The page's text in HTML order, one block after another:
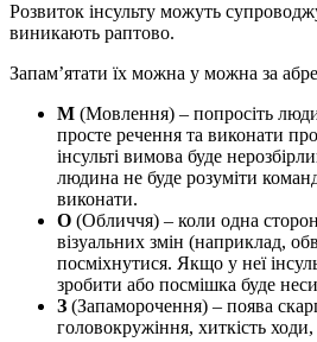
Розвиток інсульту можуть
виникають раптово.
Запам’ятати їх можна у можна за
М (Мовлення) – попросіть
просте речення та виконати
інсульті вимова буде
людина не буде розуміти
виконати.
О (Обличчя) – коли одна
візуальних змін (наприклад,
посміхнутися. Якщо у неї
зробити або посмішка буде
З (Запаморочення) – поява
головокружіння, хиткість